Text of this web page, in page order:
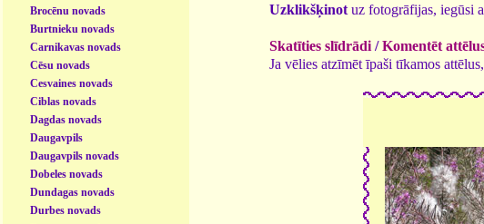
Brocēnu novads
Burtnieku novads
Carnikavas novads
Cēsu novads
Cesvaines novads
Ciblas novads
Dagdas novads
Daugavpils
Daugavpils novads
Dobeles novads
Dundagas novads
Durbes novads
Uzklikšķinot uz fotogrāfijas, iegūsi
Skatīties slīdrādi /Komentēt
Ja vēlies atzīmēt īpaši tīkamos